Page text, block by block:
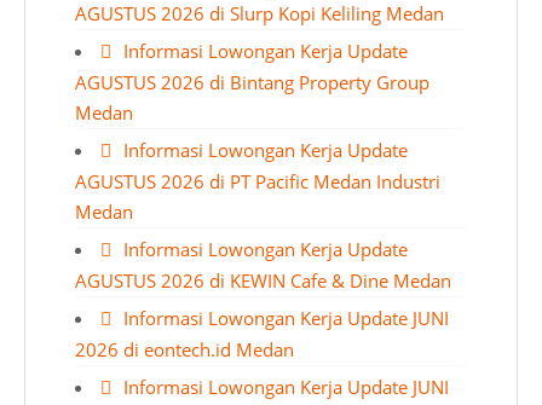
AGUSTUS 2026 di Slurp Kopi Keliling Medan
Informasi Lowongan Kerja Update
AGUSTUS 2026 di Bintang Property Group
Medan
Informasi Lowongan Kerja Update
AGUSTUS 2026 di PT Pacific Medan Industri
Medan
Informasi Lowongan Kerja Update
AGUSTUS 2026 di KEWIN Cafe & Dine Medan
Informasi Lowongan Kerja Update JUNI
2026 di eontech.id Medan
Informasi Lowongan Kerja Update JUNI